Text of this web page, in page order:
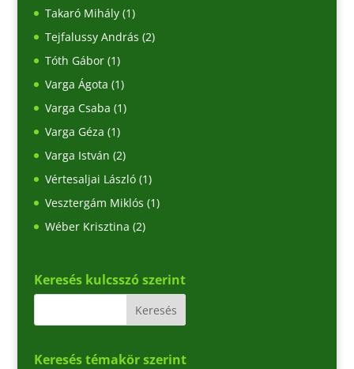
Takaró Mihály(1)
Tejfalussy András (2)
Tóth Gábor(1)
Varga Ágota (1)
Varga Csaba (1)
Varga Géza (1)
Varga István (2)
Vértesaljai László(1)
Vesztergám Miklós (1)
Wéber Krisztina (2)
Keresés kulcsszó szerint
Keresés témakör szerint